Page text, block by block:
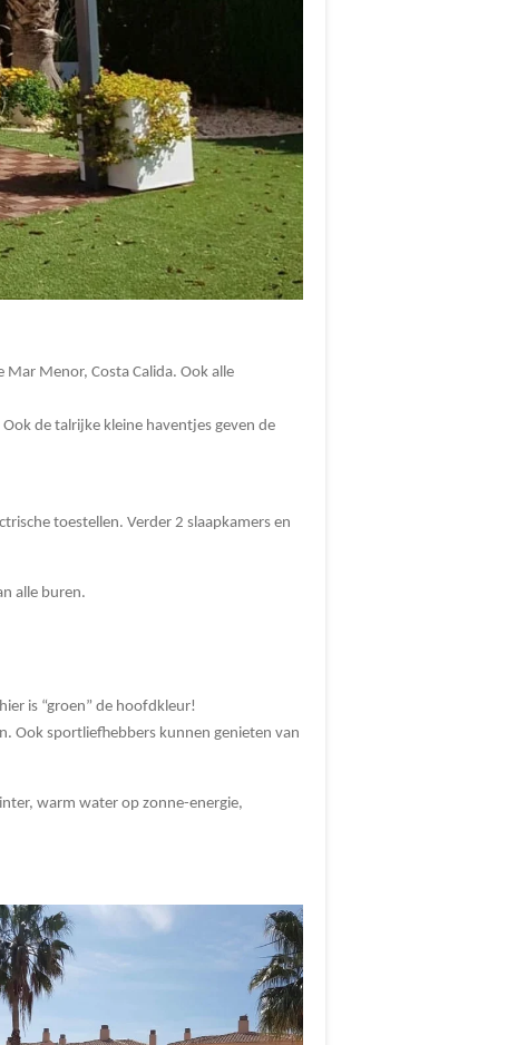
Menor, Costa Calida. Ook alle
de talrijke kleine haventjes geven de
toestellen. Verder 2 slaapkamers en
alle buren.
is “groen” de hoofdkleur!
Ook sportliefhebbers kunnen genieten van
warm water op zonne-energie,